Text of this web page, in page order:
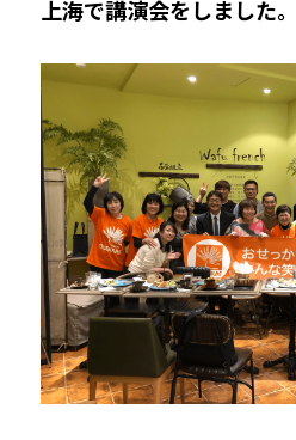
上海で講演会をしました。